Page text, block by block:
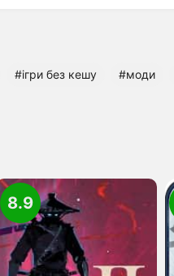
#ігри без кешу #моди
8.9